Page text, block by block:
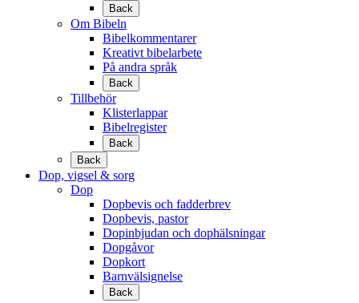
Back
Om Bibeln
Bibelkommentarer
Kreativt bibelarbete
På andra språk
Back
Tillbehör
Klisterlappar
Bibelregister
Back
Back
Dop, vigsel & sorg
Dop
Dopbevis och fadderbrev
Dopbevis, pastor
Dopinbjudan och dophälsningar
Dopgåvor
Dopkort
Barnvälsignelse
Back